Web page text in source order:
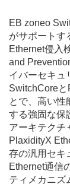
EB zoneo
がサポートす
Ethernet侵入
and
イバーセキュ
SwitchCoreと
とで、高い性
する強固な保
アーキテクチ
PlaxidityX
存の汎用セキ
Ethernet通信
ティメカニズ